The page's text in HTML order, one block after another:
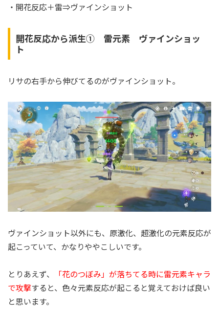
・開花反応＋雷⇒ヴァインショット
開花反応から派生① 雷元素 ヴァインショッ
ト
リサの右手から伸びてるのがヴァインショット。
ヴァインショット以外にも、原激化、超激化の元素反応が
起こっていて、かなりややこしいです。
とりあえず、
「花のつぼみ」が落ちてる時に雷元素キャラ
で攻撃すると、色々元素反応が起こると覚えておけば良い
と思います。